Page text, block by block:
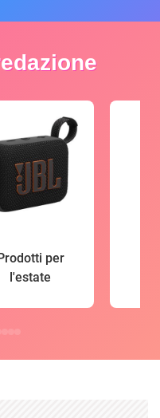
per
l'estate